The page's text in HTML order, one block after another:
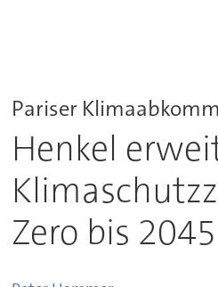
Pariser
Henkel
Zero bis 2045